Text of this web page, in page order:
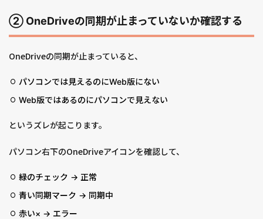
② OneDriveの同期が止まっていないか確認する
OneDriveの同期が止まっていると、
パソコンでは見えるのにWeb版にない
Web版ではあるのにパソコンで見えない
というズレが起こります。
パソコン右下のOneDriveアイコンを確認して、
緑のチェック → 正常
青い同期マーク → 同期中
赤い× → エラー